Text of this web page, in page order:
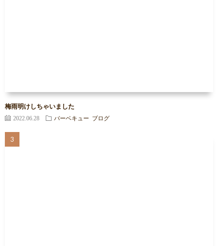
梅雨明けしちゃいました
2022.06.28 バーベキュー ブログ